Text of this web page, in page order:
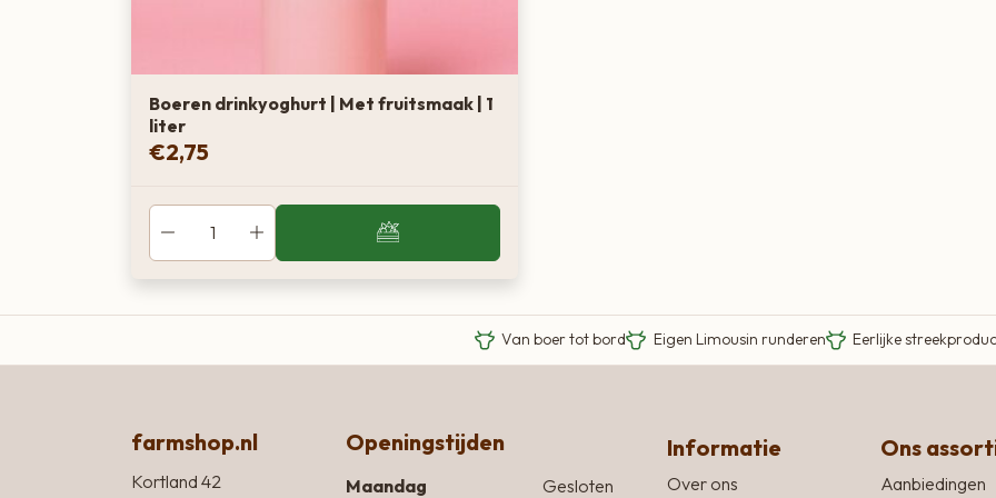
Boeren drinkyoghurt | Met fruitsmaak | 1
liter
€2,75
Van boer tot bord Eigen Limousin runderen Eerlijke
farmshop.nl
Kortland 42
Openingstijden
Maandag Gesloten
Informatie
Over ons
Ons
Aanbiedingen